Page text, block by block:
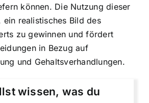
können. Die Nutzung dieser
ein realistisches Bild des
zu gewinnen und fördert
in Bezug auf
und Gehaltsverhandlungen.
wissen, was du